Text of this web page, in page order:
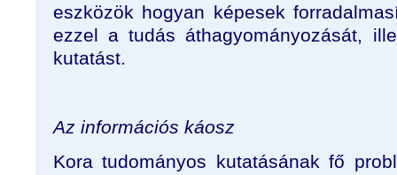
eszközök hogyan képesek
ezzel a tudás áthagyományozását,
kutatást.
Az információs káosz
Kora tudományos kutatásának fő